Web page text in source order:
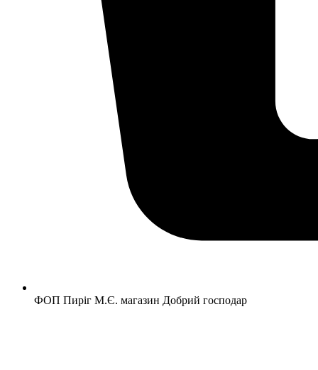
ФОП Пиріг М.Є. магазин Добрий господар